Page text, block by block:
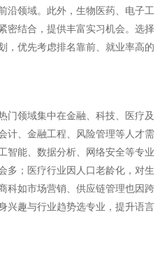
沿领域。此外，生物医药、电子工
密结合，提供丰富实习机会。选择
，优先考虑排名靠前、就业率高的
门领域集中在金融、科技、医疗及
计、金融工程、风险管理等人才需
智能、数据分析、网络安全等专业
多；医疗行业因人口老龄化，对生
科如市场营销、供应链管理也因跨
兴趣与行业趋势选专业，提升语言